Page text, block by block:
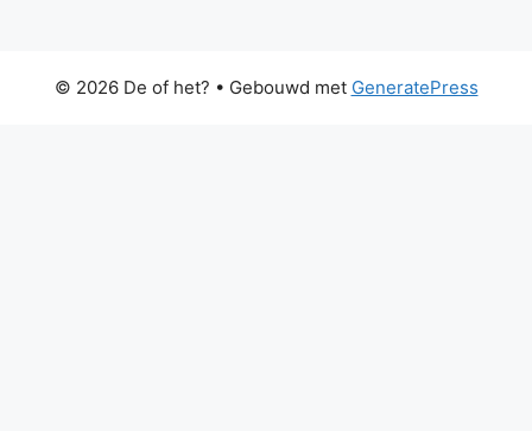
© 2026 De of het? • Gebouwd met GeneratePress